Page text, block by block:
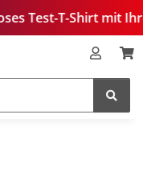
Shirt mit Ihrem